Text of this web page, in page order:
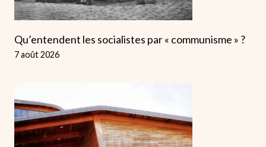
Qu’entendent les socialistes par « communisme » ?
7 août 2026